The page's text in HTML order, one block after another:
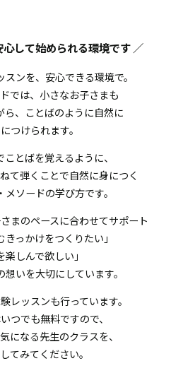
して始められる環境です／
ンを、安心できる環境で。
では、小さなお子さまも
ら、ことばのように自然に
つけられます。
とばを覚えるように、
て弾くことで自然に身につく
ソードの学び方です。
まのペースに合わせてサポート
きっかけをつくりたい」
楽しんで欲しい」
いを大切にしています。
レッスンも行っています。
つでも無料ですので、
になる先生のクラスを、
てみてください。